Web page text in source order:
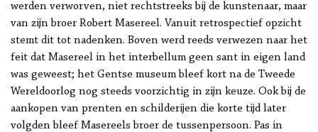
werden verworven, niet rechtstreeks bij de kunstenaar, maar
van zijn broer Robert Masereel. Vanuit retrospectief opzicht
stemt dit tot nadenken. Boven werd reeds verwezen naar het
feit dat Masereel in het interbellum geen sant in eigen land
was geweest; het Gentse museum bleef kort na de Tweede
Wereldoorlog nog steeds voorzichtig in zijn keuze. Ook bij de
aankopen van prenten en schilderijen die korte tijd later
volgden bleef Masereels broer de tussenpersoon. Pas in